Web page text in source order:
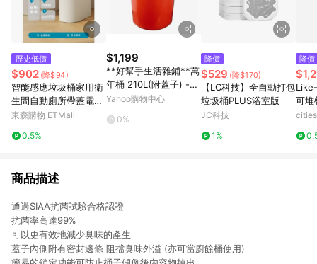
歷史低價
$902 (降$94)
智能感應垃圾桶家用衛
生間自動廁所帶蓋電動
吸附鋪袋夾縫2025新
東森購物 ETMall
0.5%
$1,199
**好幫手生活雜鋪**萬
年桶 210L(附蓋子) ---
--儲水桶.營業用垃圾
Yahoo購物中心
0%
降價
$529 (降$170)
【LC科技】全自動打包
垃圾桶PLUS浴室版
JC科技
1%
降價
可堆
色
商品描述
通過SIAA抗菌試驗合格認證
抗菌率高達99%
可以更有效地減少臭味的產生
蓋子內側附有密封邊條 阻擋臭味外溢 (亦可當廚餘桶使用)